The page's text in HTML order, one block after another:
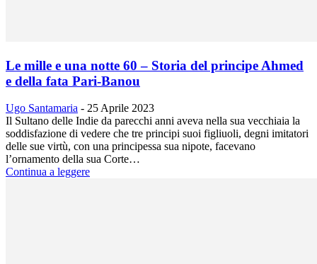
Le mille e una notte 60 – Storia del principe Ahmed
e della fata Pari-Banou
Ugo Santamaria - 25 Aprile 2023
Il Sultano delle Indie da parecchi anni aveva nella sua vecchiaia la
soddisfazione di vedere che tre principi suoi figliuoli, degni imitatori
delle sue virtù, con una principessa sua nipote, facevano
l’ornamento della sua Corte…
Continua a leggere